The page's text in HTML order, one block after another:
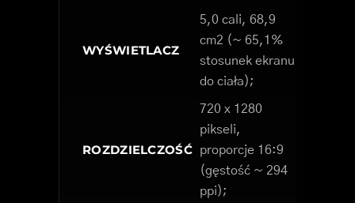
WYŚWIETLACZ
5,0 cali, 68,9
cm2 (~ 65,1%
stosunek ekranu
do ciała);
ROZDZIELCZOŚĆ
720 x 1280
pikseli,
proporcje 16:9
(gęstość ~ 294
ppi);